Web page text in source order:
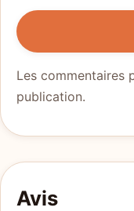
Les commentaires
publication.
Avis